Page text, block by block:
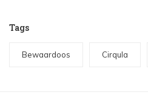
Tags
Bewaardoos Cirqula